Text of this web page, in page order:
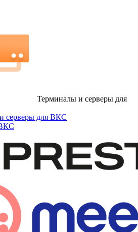
Терминалы и серверы для
серверы для ВКС